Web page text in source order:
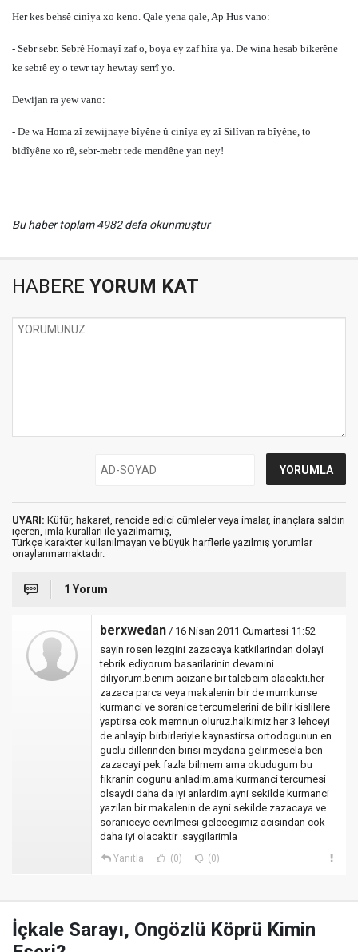
Her kes behsê cinîya xo keno. Qale yena qale, Ap Hus vano:
- Sebr sebr. Sebrê Homayî zaf o, boya ey zaf hîra ya. De wina hesab bikerêne
ke sebrê ey o tewr tay hewtay serrî yo.
Dewijan ra yew vano:
- De wa Homa zî zewijnaye bîyêne û cinîya ey zî Silîvan ra bîyêne, to
bidîyêne xo rê, sebr-mebr tede mendêne yan ney!
Bu haber toplam 4982 defa okunmuştur
HABERE YORUM KAT
UYARI: Küfür, hakaret, rencide edici cümleler veya imalar, inançlara saldırı
içeren, imla kuralları ile yazılmamış,
Türkçe karakter kullanılmayan ve büyük harflerle yazılmış yorumlar
onaylanmamaktadır.
1 Yorum
berxwedan / 16 Nisan 2011 Cumartesi 11:52
sayin rosen lezgini zazacaya katkilarindan dolayi
tebrik ediyorum.basarilarinin devamini
diliyorum.benim acizane bir talebeim olacakti.her
zazaca parca veya makalenin bir de mumkunse
kurmanci ve soranice tercumelerini de bilir kislilere
yaptirsa cok memnun oluruz.halkimiz her 3 lehceyi
de anlayip birbirleriyle kaynastirsa ortodogunun en
guclu dillerinden birisi meydana gelir.mesela ben
zazacayi pek fazla bilmem ama okudugum bu
fikranin cogunu anladim.ama kurmanci tercumesi
olsaydi daha da iyi anlardim.ayni sekilde kurmanci
yazilan bir makalenin de ayni sekilde zazacaya ve
soraniceye cevrilmesi gelecegimiz acisindan cok
daha iyi olacaktir .saygilarimla
Yanıtla (0) (0)
İçkale Sarayı, Ongözlü Köprü Kimin